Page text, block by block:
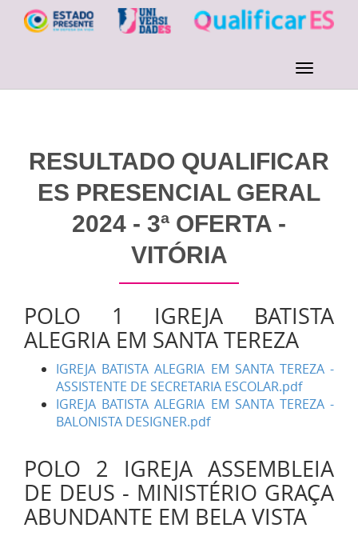
RESULTADO QUALIFICAR
ES PRESENCIAL GERAL
2024 - 3ª OFERTA -
VITÓRIA
POLO 1 IGREJA BATISTA
ALEGRIA EM SANTA TEREZA
IGREJA BATISTA ALEGRIA EM SANTA TEREZA -
ASSISTENTE DE SECRETARIA ESCOLAR.pdf
IGREJA BATISTA ALEGRIA EM SANTA TEREZA -
BALONISTA DESIGNER.pdf
POLO 2 IGREJA ASSEMBLEIA
DE DEUS - MINISTÉRIO GRAÇA
ABUNDANTE EM BELA VISTA